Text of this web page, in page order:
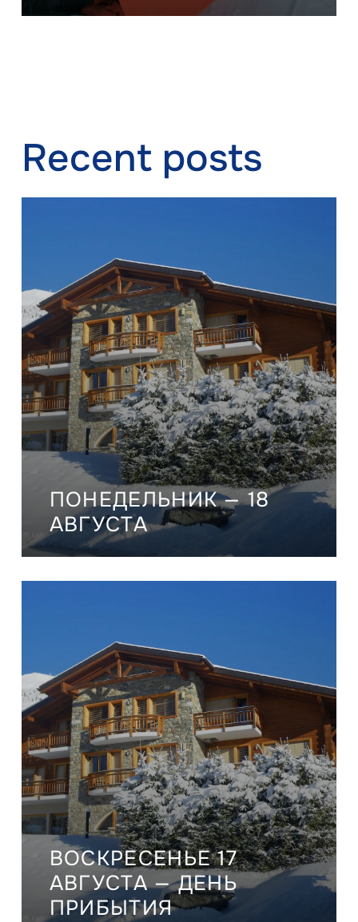
Recent posts
ПОНЕДЕЛЬНИК — 18
АВГУСТА
ВОСКРЕСЕНЬЕ 17
АВГУСТА — ДЕНЬ
ПРИБЫТИЯ